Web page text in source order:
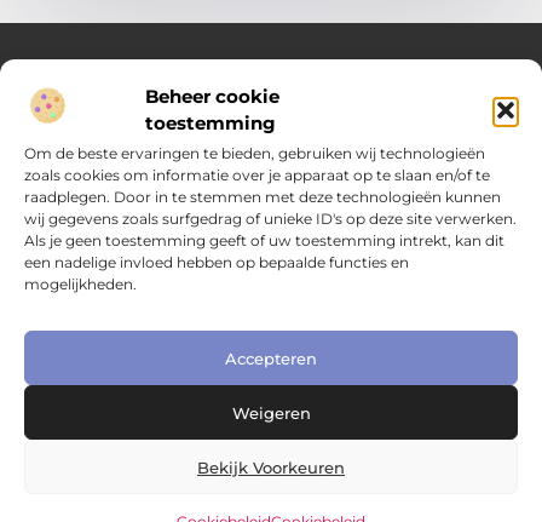
Beheer cookie
toestemming
Om de beste ervaringen te bieden, gebruiken wij technologieën
zoals cookies om informatie over je apparaat op te slaan en/of te
raadplegen. Door in te stemmen met deze technologieën kunnen
wij gegevens zoals surfgedrag of unieke ID's op deze site verwerken.
Als je geen toestemming geeft of uw toestemming intrekt, kan dit
een nadelige invloed hebben op bepaalde functies en
mogelijkheden.
Accepteren
Weigeren
Bekijk Voorkeuren
Over Compleet Zakelijk
Praktische inzichten voor slimme beslissingen
Laat je inspireren door diverse artikelen vol toepasbare tips,
heldere inzichten en frisse perspectieven. Alles wat je nodig
hebt om met vertrouwen en overzicht keuzes te maken in het
dagelijks leven en werk.